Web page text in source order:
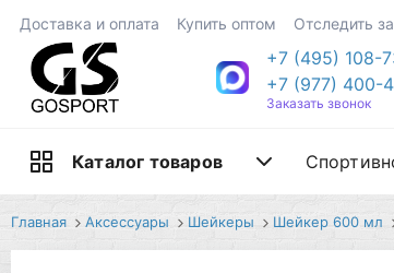
Доставка и оплата Купить оптом Отследить
+7 (495) 108-
+7 (977) 400-
Заказать звонок
Каталог товаров
Главная Аксессуары Шейкеры Шейкер 600 мл